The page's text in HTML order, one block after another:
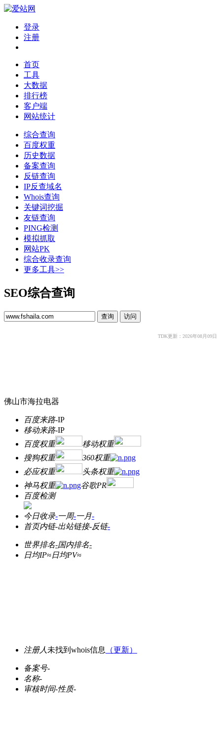
登录
注册
首页
工具
大数据
排行榜
客户端
网站统计
综合查询
百度权重
历史数据
备案查询
反链查询
IP反查域名
Whois查询
关键词挖掘
友链查询
PING检测
模拟抓取
网站PK
综合收录查询
更多工具>>
SEO综合查询
TDK更新：2026年08月09日
佛山市海拉电器
百度来路-IP
移动来路-IP
百度权重
移动权重
搜狗权重
360权重
必应权重
头条权重
神马权重
谷歌PR
百度检测
今日收录-一周-一月-
首页内链-出站链接-反链-
世界排名-国内排名-
日均IP≈日均PV≈
注册人 未找到whois信息 （更新）
备案号-
名称-
审核时间-性质-